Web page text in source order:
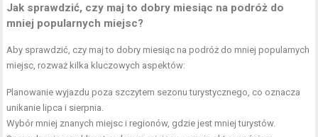
Jak sprawdzić, czy maj to dobry miesiąc na podróż do
mniej popularnych miejsc?
Aby sprawdzić, czy maj to dobry miesiąc na podróż do mniej popularnych
miejsc, rozważ kilka kluczowych aspektów:
Planowanie wyjazdu poza szczytem sezonu turystycznego, co oznacza
unikanie lipca i sierpnia.
Wybór mniej znanych miejsc i regionów, gdzie jest mniej turystów.